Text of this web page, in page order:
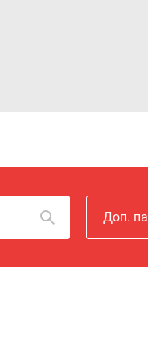
Доп.